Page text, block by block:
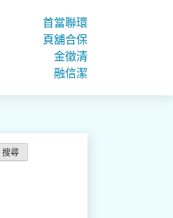
首
頁
當
舖
金
融
聯
合
徵
信
環
保
清
潔